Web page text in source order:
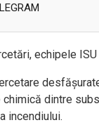
echipele
dintre
incendiului.